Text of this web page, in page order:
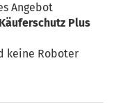
Angebot
Plus
keine Roboter